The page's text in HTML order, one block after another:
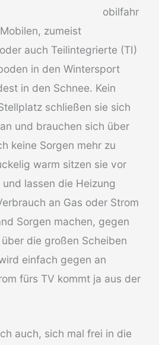
obilfahr
zumeist
auch Teilintegrierte (TI)
in den Wintersport
in den Schnee. Kein
schließen sie sich
und brauchen sich über
keine Sorgen mehr zu
warm sitzen sie vor
lassen die Heizung
an Gas oder Strom
Sorgen machen, gegen
die großen Scheiben
einfach gegen an
fürs TV kommt ja aus der
auch, sich mal frei in die